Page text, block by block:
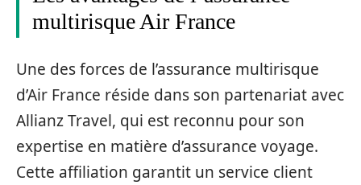
multirisque Air France
Une des forces de l’assurance multirisque
d’Air France réside dans son partenariat avec
Allianz Travel, qui est reconnu pour son
expertise en matière d’assurance voyage.
Cette affiliation garantit un service client